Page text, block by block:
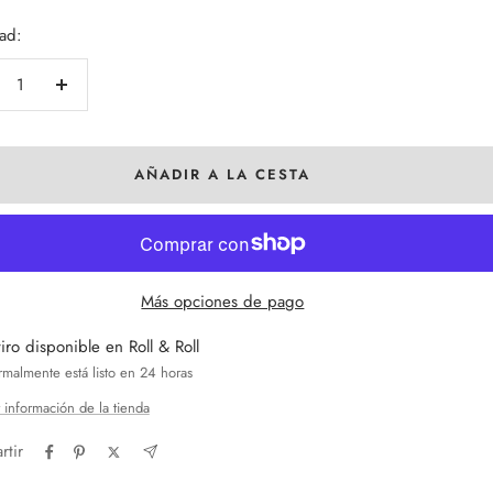
Aumentar
AÑADIR A LA CESTA
Más opciones de pago
disponible en Roll & Roll
está listo en 24 horas
información de la tienda